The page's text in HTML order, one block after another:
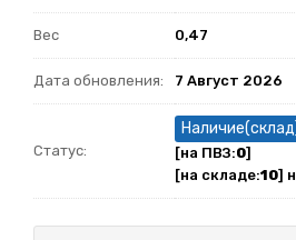
Вес 0,47
Дата обновления: 7 Август 2026
Статус: [на ПВЗ:0]
[на складе:10]